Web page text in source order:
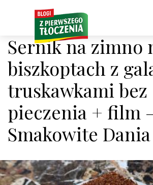
Sernik na zimno
biszkoptach z
truskawkami bez
pieczenia + film
Smakowite Dania